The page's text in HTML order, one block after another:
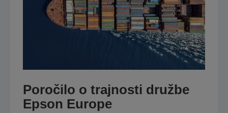
Poročilo o trajnosti družbe
Epson Europe